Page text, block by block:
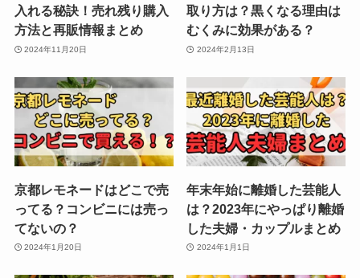
入れる秘訣！売れ残り購入
方法と再販情報まとめ
2024年11月20日
取り方は？黒くなる理由は
むくみに効果がある？
2024年2月13日
京都レモネードはどこで売
ってる？コンビニには売っ
てないの？
2024年1月20日
年末年始に離婚した芸能人
は？2023年にやっぱり離婚
した夫婦・カップルまとめ
2024年1月1日